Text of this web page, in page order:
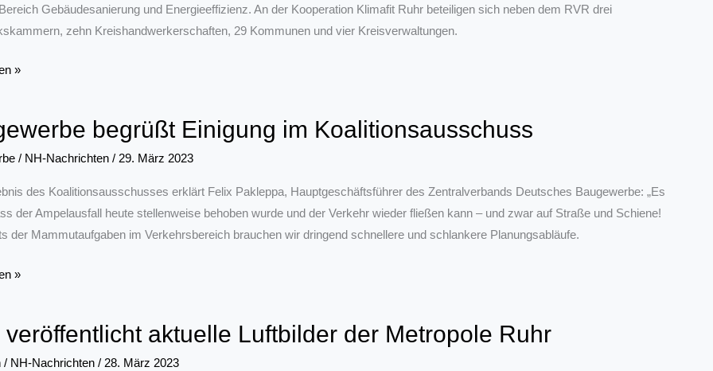
Gebäudesanierung und Energieeffizienz. An der Kooperation Klimafit Ruhr beteiligen sich neben dem RVR drei
zehn Kreishandwerkerschaften, 29 Kommunen und vier Kreisverwaltungen.
»
begrüßt Einigung im Koalitionsausschuss
/ NH-Nachrichten / 29. März 2023
des Koalitionsausschusses erklärt Felix Pakleppa, Hauptgeschäftsführer des Zentralverbands Deutsches Baugewerbe: „Es
der Ampelausfall heute stellenweise behoben wurde und der Verkehr wieder fließen kann – und zwar auf Straße und Schiene!
der Mammutaufgaben im Verkehrsbereich brauchen wir dringend schnellere und schlankere Planungsabläufe.
»
veröffentlicht aktuelle Luftbilder der Metropole Ruhr
/ NH-Nachrichten / 28. März 2023